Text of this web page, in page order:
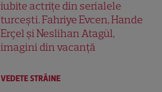
iubite actrițe din serialele
turcești. Fahriye Evcen, Hande
Erçel și Neslihan Atagül,
imagini din vacanță
VEDETE STRĂINE